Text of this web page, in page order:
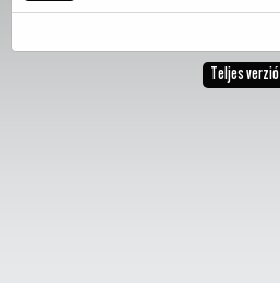
Teljes verzió